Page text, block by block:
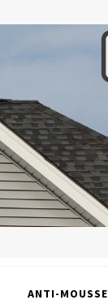
ANTI-MOUSSE